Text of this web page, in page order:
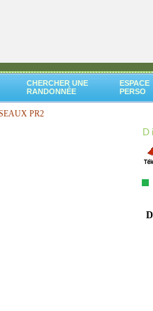
CHERCHER UNE
RANDONNÉE
ESPACE
PERSO
PR2